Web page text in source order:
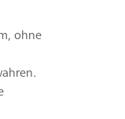
ohne